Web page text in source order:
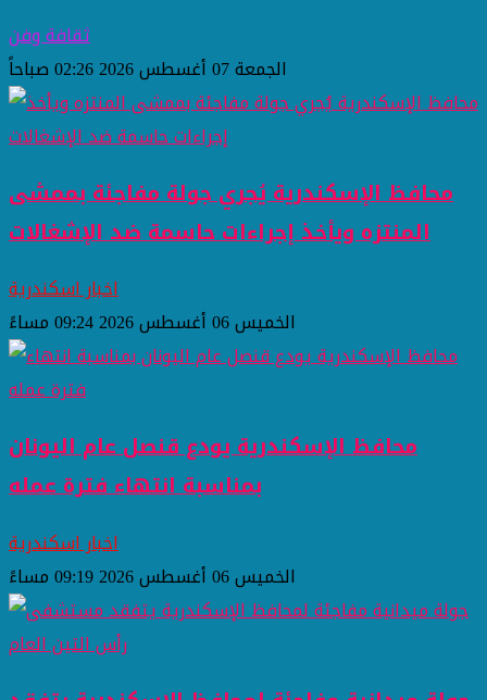
ثقافة وفن
الجمعة 07 أغسطس 2026 02:26 صباحاً
محافظ الإسكندرية يُجري جولة مفاجئة بممشى
المنتزه ويأخذ إجراءات حاسمة ضد الإشغالات
اخبار اسكندرية
الخميس 06 أغسطس 2026 09:24 مساءً
محافظ الإسكندرية يودع قنصل عام اليونان
بمناسبة انتهاء فترة عمله
اخبار اسكندرية
الخميس 06 أغسطس 2026 09:19 مساءً